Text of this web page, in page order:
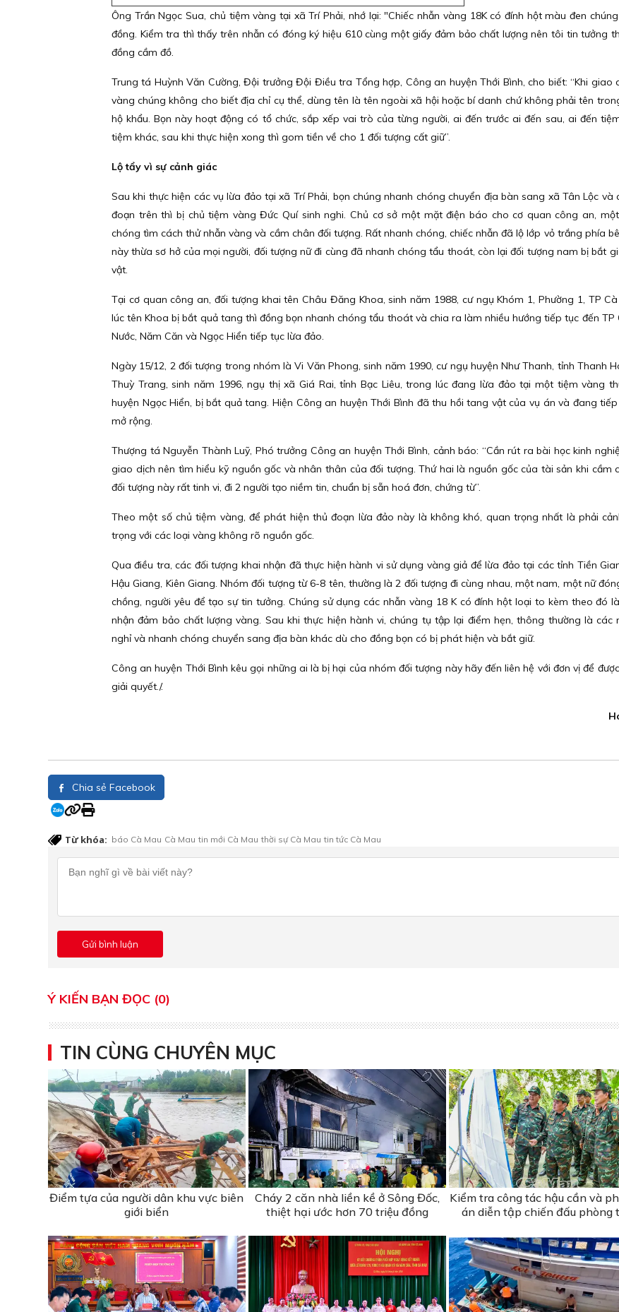
Ông Trần Ngọc Sua, chủ tiệm vàng tại xã Trí Phải, nhớ lại: "Chiếc nhẫn vàng 18K có đính hột màu đen
đồng. Kiểm tra thì thấy trên nhẫn có đóng ký hiệu 610 cùng một giấy đảm bảo chất lượng nên tôi tin tưởng
đồng cầm đồ.
Trung tá Huỳnh Văn Cường, Đội trưởng Đội Điều tra Tổng hợp, Công an huyện Thới Bình, cho biết: “Khi giao
vàng chúng không cho biết địa chỉ cụ thể, dùng tên là tên ngoài xã hội hoặc bí danh chứ không phải tên
hộ khẩu. Bọn này hoạt động có tổ chức, sắp xếp vai trò của từng người, ai đến trước ai đến sau, ai đến
tiệm khác, sau khi thực hiện xong thì gom tiền về cho 1 đối tượng cất giữ”.
Lộ tẩy vì sự cảnh giác
Sau khi thực hiện các vụ lừa đảo tại xã Trí Phải, bọn chúng nhanh chóng chuyển địa bàn sang xã Tân Lộc và
đoạn trên thì bị chủ tiệm vàng Đức Quí sinh nghi. Chủ cơ sở một mặt điện báo cho cơ quan công an,
chóng tìm cách thử nhẫn vàng và cầm chân đối tượng. Rất nhanh chóng, chiếc nhẫn đã lộ lớp vỏ trắng phía
này thừa sơ hở của mọi người, đối tượng nữ đi cùng đã nhanh chóng tẩu thoát, còn lại đối tượng nam bị bắt
vật.
Tại cơ quan công an, đối tượng khai tên Châu Đăng Khoa, sinh năm 1988, cư ngụ Khóm 1, Phường 1, TP
lúc tên Khoa bị bắt quả tang thì đồng bọn nhanh chóng tẩu thoát và chia ra làm nhiều hướng tiếp tục đến TP
Nước, Năm Căn và Ngọc Hiển tiếp tục lừa đảo.
Ngày 15/12, 2 đối tượng trong nhóm là Vi Văn Phong, sinh năm 1990, cư ngụ huyện Như Thanh, tỉnh Thanh
Thuỳ Trang, sinh năm 1996, ngụ thị xã Giá Rai, tỉnh Bạc Liêu, trong lúc đang lừa đảo tại một tiệm vàng
huyện Ngọc Hiển, bị bắt quả tang. Hiện Công an huyện Thới Bình đã thu hồi tang vật của vụ án và đang
mở rộng.
Thượng tá Nguyễn Thành Luỹ, Phó trưởng Công an huyện Thới Bình, cảnh báo: “Cần rút ra bài học kinh
giao dịch nên tìm hiểu kỹ nguồn gốc và nhân thân của đối tượng. Thứ hai là nguồn gốc của tài sản khi cầm
đối tượng này rất tinh vi, đi 2 người tạo niềm tin, chuẩn bị sẵn hoá đơn, chứng từ”.
Theo một số chủ tiệm vàng, để phát hiện thủ đoạn lừa đảo này là không khó, quan trọng nhất là phải
trọng với các loại vàng không rõ nguồn gốc.
Qua điều tra, các đối tượng khai nhận đã thực hiện hành vi sử dụng vàng giả để lừa đảo tại các tỉnh Tiền
Hậu Giang, Kiên Giang. Nhóm đối tượng từ 6-8 tên, thường là 2 đối tượng đi cùng nhau, một nam, một nữ
chồng, người yêu để tạo sự tin tưởng. Chúng sử dụng các nhẫn vàng 18 K có đính hột loại to kèm theo đó
nhận đảm bảo chất lượng vàng. Sau khi thực hiện hành vi, chúng tụ tập lại điểm hẹn, thông thường là các
nghỉ và nhanh chóng chuyển sang địa bàn khác dù cho đồng bọn có bị phát hiện và bắt giữ.
Công an huyện Thới Bình kêu gọi những ai là bị hại của nhóm đối tượng này hãy đến liên hệ với đơn vị để
giải quyết./.
Chia sẻ Facebook
Từ khóa: báo Cà Mau Cà Mau tin mới Cà Mau thời sự Cà Mau tin tức Cà Mau
Ý KIẾN BẠN ĐỌC (0)
TIN CÙNG CHUYÊN MỤC
Điểm tựa của người dân khu vực biên
giới biển
Cháy 2 căn nhà liền kề ở Sông Đốc,
thiệt hại ước hơn 70 triệu đồng
Kiểm tra công tác hậu cần và
án diễn tập chiến đấu phòng